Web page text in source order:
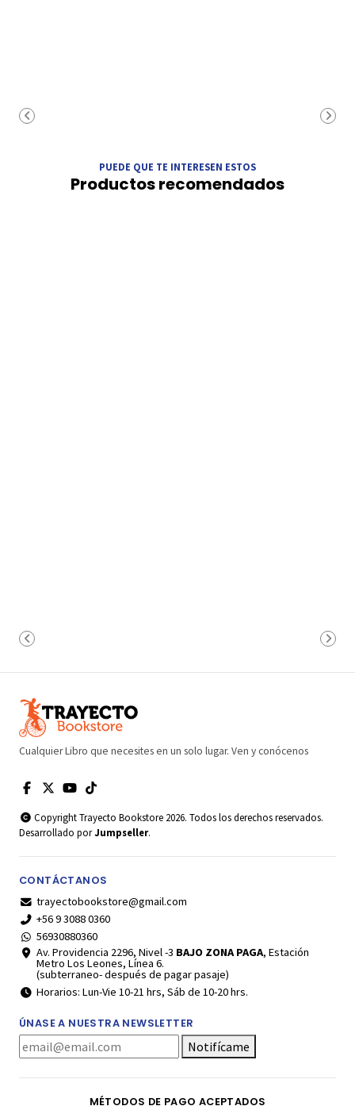
PUEDE QUE TE INTERESEN ESTOS
Productos recomendados
Cualquier Libro que necesites en un solo lugar. Ven y conócenos
Copyright Trayecto Bookstore 2026. Todos los derechos reservados.
Desarrollado porJumpseller.
CONTÁCTANOS
trayectobookstore@gmail.com
+56 9 3088 0360
56930880360
Av. Providencia 2296, Nivel -3 BAJO ZONA PAGA, Estación
Metro Los Leones, Línea 6.
(subterraneo- después de pagar pasaje)
Horarios: Lun-Vie 10-21 hrs, Sáb de 10-20 hrs.
ÚNASE A NUESTRA NEWSLETTER
Notifícame
MÉTODOS DE PAGO ACEPTADOS